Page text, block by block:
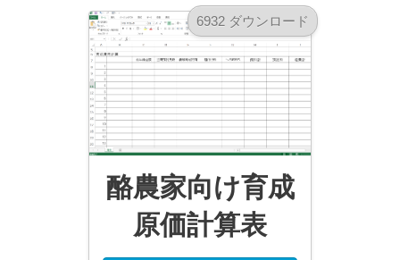
6932 ダウンロード
酪農家向け育成
原価計算表